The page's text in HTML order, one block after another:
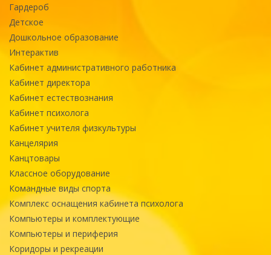
Гардероб
Детское
Дошкольное образование
Интерактив
Кабинет административного работника
Кабинет директора
Кабинет естествознания
Кабинет психолога
Кабинет учителя физкультуры
Канцелярия
Канцтовары
Классное оборудование
Командные виды спорта
Комплекс оснащения кабинета психолога
Компьютеры и комплектующие
Компьютеры и периферия
Коридоры и рекреации